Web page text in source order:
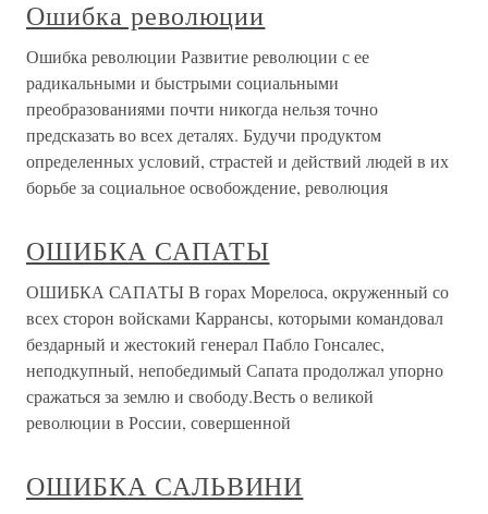
Ошибка революции
Ошибка революции Развитие революции с ее
радикальными и быстрыми социальными
преобразованиями почти никогда нельзя точно
предсказать во всех деталях. Будучи продуктом
определенных условий, страстей и действий людей в их
борьбе за социальное освобождение, революция
ОШИБКА САПАТЫ
ОШИБКА САПАТЫ В горах Морелоса, окруженный со
всех сторон войсками Каррансы, которыми командовал
бездарный и жестокий генерал Пабло Гонсалес,
неподкупный, непобедимый Сапата продолжал упорно
сражаться за землю и свободу.Весть о великой
революции в России, совершенной
ОШИБКА САЛЬВИНИ